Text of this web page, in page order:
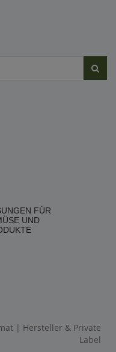
FÜR
UND
| Hersteller & Private
Label